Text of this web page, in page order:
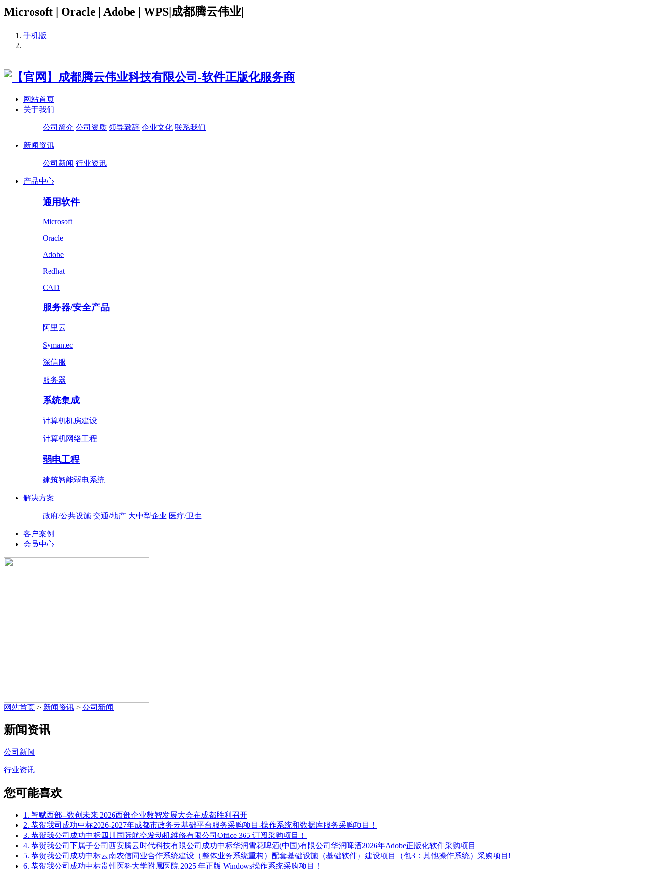
Microsoft | Oracle | Adobe | WPS|成都腾云伟业|
手机版
|
网站首页
关于我们
公司简介 公司资质 领导致辞 企业文化 联系我们
新闻资讯
公司新闻 行业资讯
产品中心
通用软件
Microsoft
Oracle
Adobe
Redhat
CAD
服务器/安全产品
阿里云
Symantec
深信服
服务器
系统集成
计算机机房建设
计算机网络工程
弱电工程
建筑智能弱电系统
解决方案
政府/公共设施 交通/地产 大中型企业 医疗/卫生
客户案例
会员中心
网站首页 > 新闻资讯 > 公司新闻
新闻资讯
公司新闻
行业资讯
您可能喜欢
1. 智赋西部--数创未来 2026西部企业数智发展大会在成都胜利召开
2. 恭贺我司成功中标2026-2027年成都市政务云基础平台服务采购项目-操作系统和数据库服务采购项目！
3. 恭贺我公司成功中标四川国际航空发动机维修有限公司Office 365 订阅采购项目！
4. 恭贺我公司下属子公司西安腾云时代科技有限公司成功中标华润雪花啤酒(中国)有限公司华润啤酒2026年Adobe正版化软件采购项目
5. 恭贺我公司成功中标云南农信同业合作系统建设（整体业务系统重构）配套基础设施（基础软件）建设项目（包3：其他操作系统）采购项目!
6. 恭贺我公司成功中标贵州医科大学附属医院 2025 年正版 Windows操作系统采购项目！